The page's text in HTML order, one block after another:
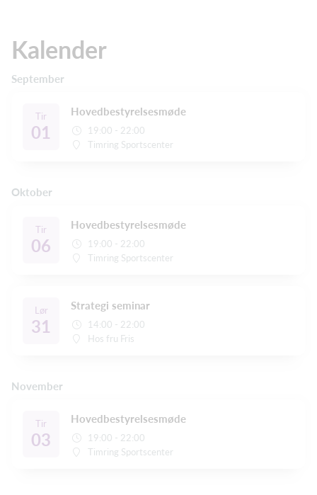
Kalender
September
Tir
01
Hovedbestyrelsesmøde
19:00 - 22:00
Timring Sportscenter
Oktober
Tir
06
Hovedbestyrelsesmøde
19:00 - 22:00
Timring Sportscenter
Lør
31
Strategi seminar
14:00 - 22:00
Hos fru Fris
November
Tir
03
Hovedbestyrelsesmøde
19:00 - 22:00
Timring Sportscenter